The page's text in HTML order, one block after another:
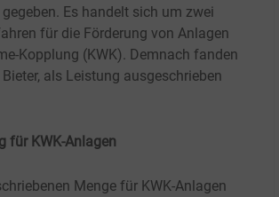
Es handelt sich um zwei
für die Förderung von Anlagen
Kopplung (KWK). Demnach fanden
als Leistung ausgeschrieben
für KWK-Anlagen
Menge für KWK-Anlagen